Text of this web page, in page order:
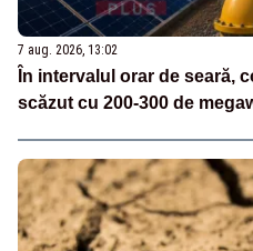
7 aug. 2026, 13:02
În intervalul orar de seară,
scăzut cu 200-300 de